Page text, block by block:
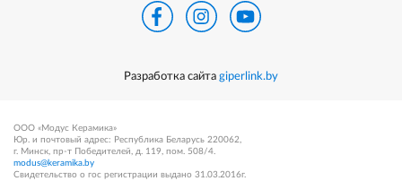
Разработка сайта giperlink.by
ООО «Модус Керамика»
Юр. и почтовый адрес: Республика Беларусь 220062,
г. Минск, пр-т Победителей, д. 119, пом. 508/4.
modus@keramika.by
Свидетельство о гос регистрации выдано 31.03.2016г.